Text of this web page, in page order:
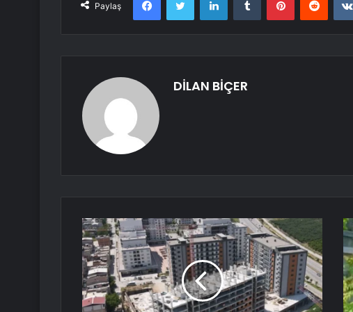
Paylaş
DİLAN BİÇER